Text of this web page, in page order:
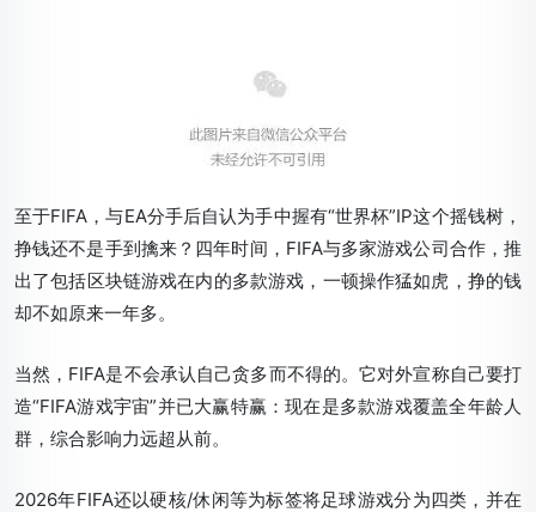
至于FIFA，与EA分手后自认为手中握有“世界杯”IP这个摇钱树，
挣钱还不是手到擒来？四年时间，FIFA与多家游戏公司合作，推
出了包括区块链游戏在内的多款游戏，一顿操作猛如虎，挣的钱
却不如原来一年多。
当然，FIFA是不会承认自己贪多而不得的。它对外宣称自己要打
造“FIFA游戏宇宙”并已大赢特赢：现在是多款游戏覆盖全年龄人
群，综合影响力远超从前。
2026年FIFA还以硬核/休闲等为标签将足球游戏分为四类，并在